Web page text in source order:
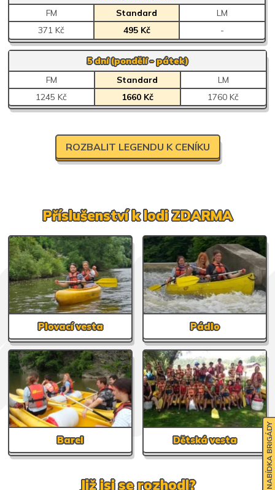
FM
Standard
LM
371 Kč
495 Kč -
5 dní (pondělí - pátek)
FM
Standard
LM
1245 Kč
1660 Kč 1760 Kč
ROZBALIT LEGENDU K CENÍKU
Příslušenství k lodi ZDARMA
Plovací vesta Pádlo
Barel Dětská vesta
Již jsi se rozhodl? NABÍDKA BRIGÁDY